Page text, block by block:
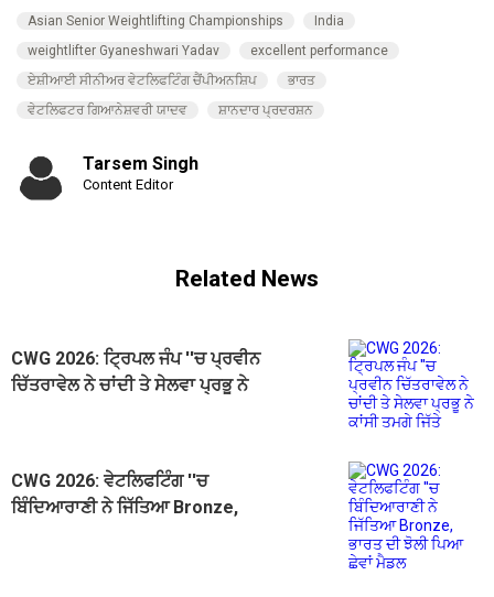
Asian Senior Weightlifting Championships
India
weightlifter Gyaneshwari Yadav
excellent performance
ਏਸ਼ੀਆਈ ਸੀਨੀਅਰ ਵੇਟਲਿਫਟਿੰਗ ਚੈਂਪੀਅਨਸ਼ਿਪ
ਭਾਰਤ
ਵੇਟਲਿਫਟਰ ਗਿਆਨੇਸ਼ਵਰੀ ਯਾਦਵ
ਸ਼ਾਨਦਾਰ ਪ੍ਰਦਰਸ਼ਨ
Tarsem Singh
Content Editor
Related News
CWG 2026: ਟ੍ਰਿਪਲ ਜੰਪ ''ਚ ਪ੍ਰਵੀਨ
ਚਿੱਤਰਾਵੇਲ ਨੇ ਚਾਂਦੀ ਤੇ ਸੇਲਵਾ ਪ੍ਰਭੂ ਨੇ
CWG 2026: ਵੇਟਲਿਫਟਿੰਗ ''ਚ
ਬਿੰਦਿਆਰਾਣੀ ਨੇ ਜਿੱਤਿਆ Bronze,